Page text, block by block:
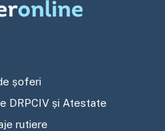
șoferi
DRPCIV și Atestate
rutiere